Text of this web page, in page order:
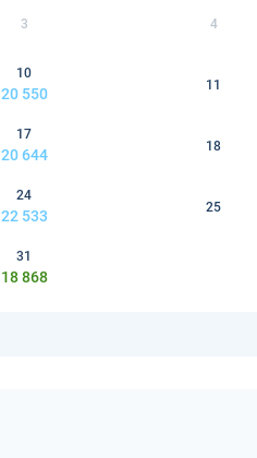
3 4
10
20 550
11
17
20 644
18
24
22 533
25
31
18 868